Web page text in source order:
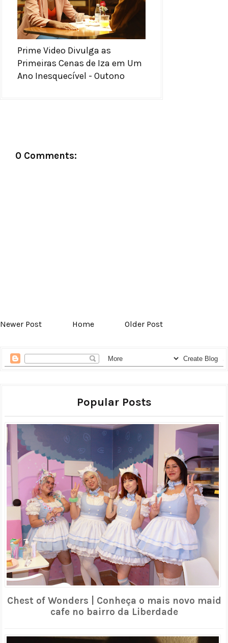
Prime Video Divulga as
Primeiras Cenas de Iza em Um
Ano Inesquecível - Outono
0 Comments:
Newer Post Home Older Post
Popular Posts
Chest of Wonders | Conheça o mais novo maid
cafe no bairro da Liberdade